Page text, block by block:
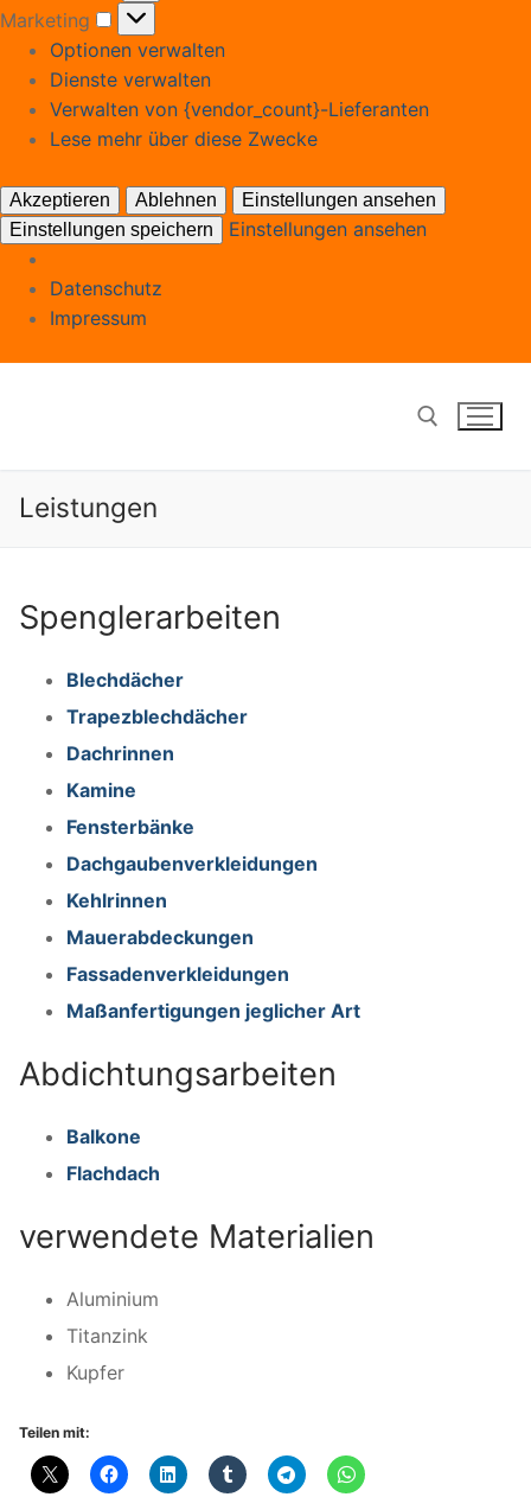
Marketing
Marketing
Optionen verwalten
Dienste verwalten
Verwalten von {vendor_count}-Lieferanten
Lese mehr über diese Zwecke
Akzeptieren Ablehnen
Einstellungen ansehen
Einstellungen speichern
Einstellungen ansehen
Datenschutz
Impressum
Suchen
Startseite
Über uns
Mauerabdeckungen
Leistungen
Spenglerarbeiten
Blechdächer
Trapezblechdächer
Dachrinnen
Kamine
Fensterbänke
Dachgaubenverkleidungen
Kehlrinnen
Mauerabdeckungen
Fassadenverkleidungen
Maßanfertigungen jeglicher Art
Abdichtungsarbeiten
Balkone
Flachdach
verwendete Materialien
Aluminium
Titanzink
Kupfer
Teilen mit: